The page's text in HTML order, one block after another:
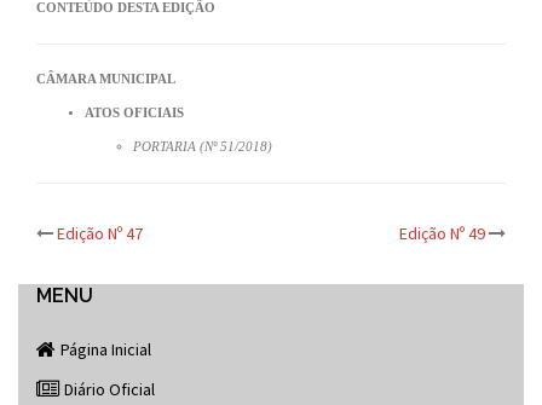
CONTEÚDO DESTA EDIÇÃO
CÂMARA MUNICIPAL
ATOS OFICIAIS
PORTARIA (Nº 51/2018)
Post
navigation
Edição Nº 47 Edição Nº 49
MENU
Página Inicial
Diário Oficial